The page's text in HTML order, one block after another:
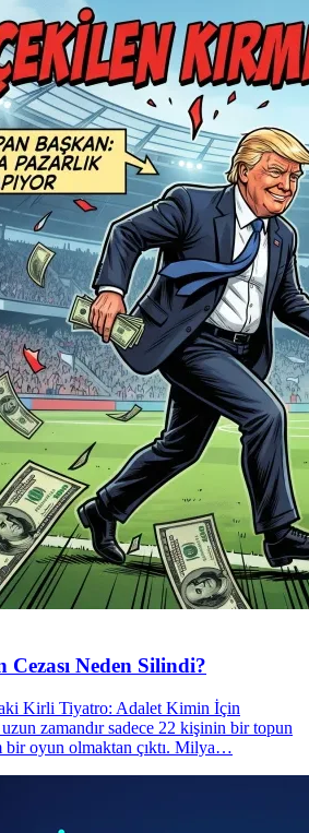
Neden Silindi?
Kirli Tiyatro: Adalet Kimin İçin
zamandır sadece 22 kişinin bir topun
bir oyun olmaktan çıktı. Milya…